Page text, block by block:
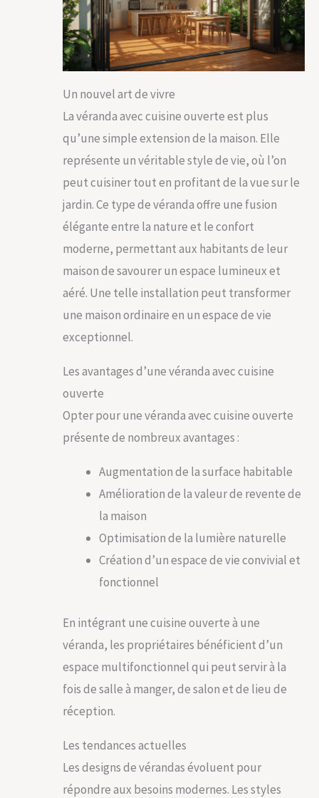
Un nouvel art de vivre
La véranda avec cuisine ouverte est plus
qu’une simple extension de la maison. Elle
représente un véritable style de vie, où l’on
peut cuisiner tout en profitant de la vue sur le
jardin. Ce type de véranda offre une fusion
élégante entre la nature et le confort
moderne, permettant aux habitants de leur
maison de savourer un espace lumineux et
aéré. Une telle installation peut transformer
une maison ordinaire en un espace de vie
exceptionnel.
Les avantages d’une véranda avec cuisine
ouverte
Opter pour une véranda avec cuisine ouverte
présente de nombreux avantages :
Augmentation de la surface habitable
Amélioration de la valeur de revente de
la maison
Optimisation de la lumière naturelle
Création d’un espace de vie convivial et
fonctionnel
En intégrant une cuisine ouverte à une
véranda, les propriétaires bénéficient d’un
espace multifonctionnel qui peut servir à la
fois de salle à manger, de salon et de lieu de
réception.
Les tendances actuelles
Les designs de vérandas évoluent pour
répondre aux besoins modernes. Les styles